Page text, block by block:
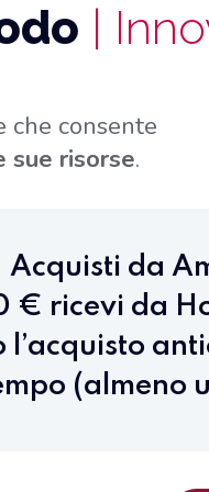
|
che consente
sue risorse.
Acquisti da
€ ricevi da
(almeno